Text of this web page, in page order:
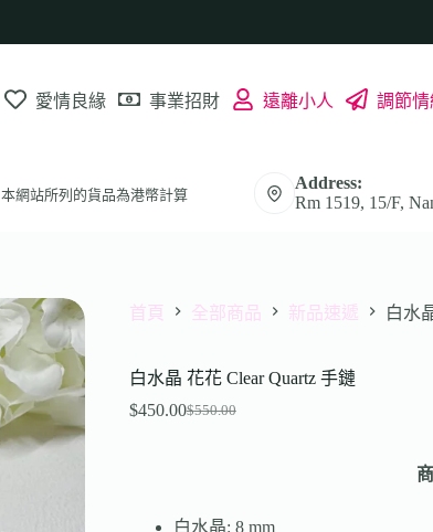
愛情良緣 事業招財 遠離小人 調節情
本網站所列的貨品為港幣計算
Address:
Rm 1519, 15/F,
首頁 全部商品 新品速遞 白水
白水晶 花花 Clear Quartz 手鏈
$550.00
$450.00
白水晶: 8 mm